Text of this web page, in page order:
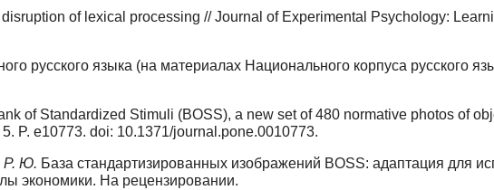
of lexical processing // Journal of Experimental Psychology:
русского языка (на материалах Национального корпуса русского
of Standardized Stimuli (BOSS), a new set of 480 normative photos of
P. e10773. doi: 10.1371/journal.pone.0010773.
Р. Ю. База cтандартизированных изображений BOSS: адаптация для
экономики. На рецензировании.